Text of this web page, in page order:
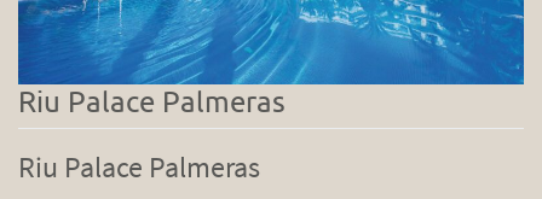
Riu Palace Palmeras
Riu Palace Palmeras